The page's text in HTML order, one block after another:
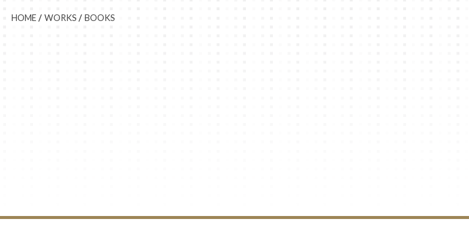
HOME WORKS BOOKS